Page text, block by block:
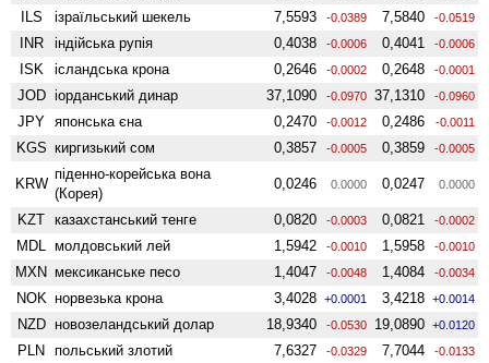
ILS ізраїльський шекель 7,5593 -0.0389 7,5840 -0.0519
INR індійська рупія 0,4038 -0.0006 0,4041 -0.0006
ISK ісландська крона 0,2646 -0.0002 0,2648 -0.0001
JOD іорданський динар 37,1090 -0.0970 37,1310 -0.0960
JPY японська єна 0,2470 -0.0012 0,2486 -0.0011
KGS киргизький сом 0,3857 -0.0005 0,3859 -0.0005
KRW
піденно-корейська вона
(Корея)
0,0246 0.0000 0,0247 0.0000
KZT казахстанський тенге 0,0820 -0.0003 0,0821 -0.0002
MDL молдовський лей 1,5942 -0.0010 1,5958 -0.0010
MXN мексиканське песо 1,4047 -0.0048 1,4084 -0.0034
NOK норвезька крона 3,4028 +0.0001 3,4218 +0.0014
NZD ново­зеландський долар 18,9340 -0.0530 19,0890 +0.0120
PLN польський злотий 7,6327 -0.0329 7,7044 -0.0133